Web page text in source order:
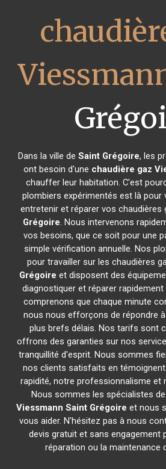
Dans la ville de Saint Grégoire, les
ont besoin d'une chaudière gaz
chauffer leur habitation. C'est
plombiers expérimentés est là pour
entretenir et réparer vos chaudières
Grégoire. Nous intervenons
vos besoins, que ce soit pour une
simple vérification annuelle. Nos
pour travailler sur les chaudières
Grégoire et disposent des
diagnostiquer et réparer
comprenons que chaque minute
nous nous efforçons de répondre
plus brefs délais. Nos tarifs sont
offrons des garanties sur nos
tranquillité d'esprit. Nous sommes
nos clients satisfaits en
rapidité, notre professionnalisme
Nous sommes les spécialistes
Viessmann Saint Grégoire et nous
vous aider. N'hésitez pas à nous
devis gratuit et sans engagement
réparation ou la maintenance